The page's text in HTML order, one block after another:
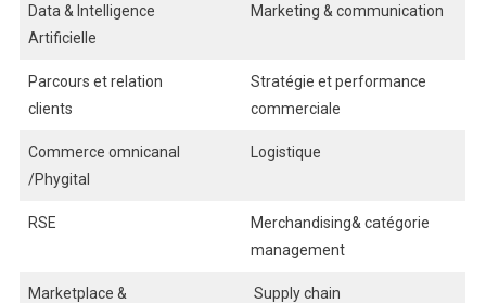
Data & Intelligence
Artificielle
Marketing & communication
Parcours et relation
clients
Stratégie et performance
commerciale
Commerce omnicanal
/Phygital
Logistique
RSE
Merchandising& catégorie
management
Marketplace & Supply chain